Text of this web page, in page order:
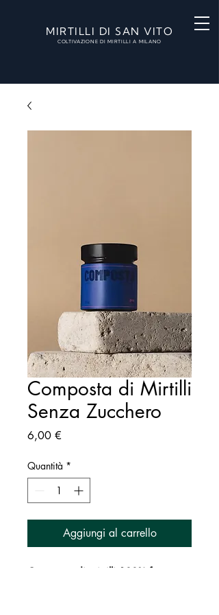
MIRTILLI DI SAN VITO
COLTIVAZIONE DI MIRTILLI A MILANO
Composta di Mirtilli
Senza Zucchero
6,00 €
Quantità *
Aggiungi al carrello
Composta di mirtilli 100% frutta